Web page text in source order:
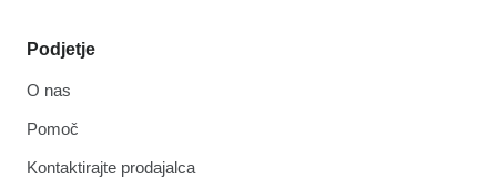
Podjetje
O nas
Pomoč
Kontaktirajte prodajalca